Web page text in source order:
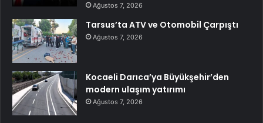
Ağustos 7, 2026
Tarsus’ta ATV ve Otomobil Çarpıştı
Ağustos 7, 2026
Kocaeli Darıca’ya Büyükşehir’den
modern ulaşım yatırımı
Ağustos 7, 2026